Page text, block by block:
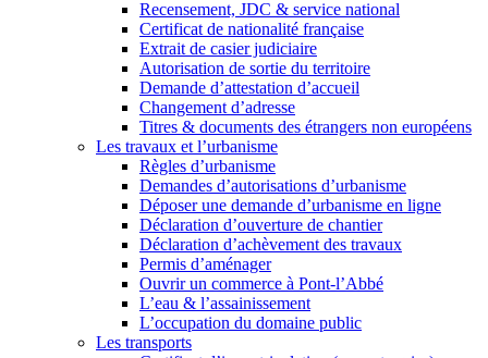
Recensement, JDC & service national
Certificat de nationalité française
Extrait de casier judiciaire
Autorisation de sortie du territoire
Demande d’attestation d’accueil
Changement d’adresse
Titres & documents des étrangers non européens
Les travaux et l’urbanisme
Règles d’urbanisme
Demandes d’autorisations d’urbanisme
Déposer une demande d’urbanisme en ligne
Déclaration d’ouverture de chantier
Déclaration d’achèvement des travaux
Permis d’aménager
Ouvrir un commerce à Pont-l’Abbé
L’eau & l’assainissement
L’occupation du domaine public
Les transports